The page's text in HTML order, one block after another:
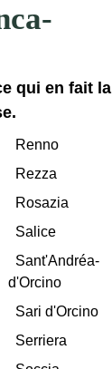
qui en fait la
Renno
Rezza
Rosazia
Salice
Sant'Andréa-
d'Orcino
Sari d'Orcino
Serriera